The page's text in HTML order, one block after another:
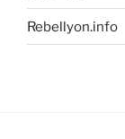
Rebellyon.info